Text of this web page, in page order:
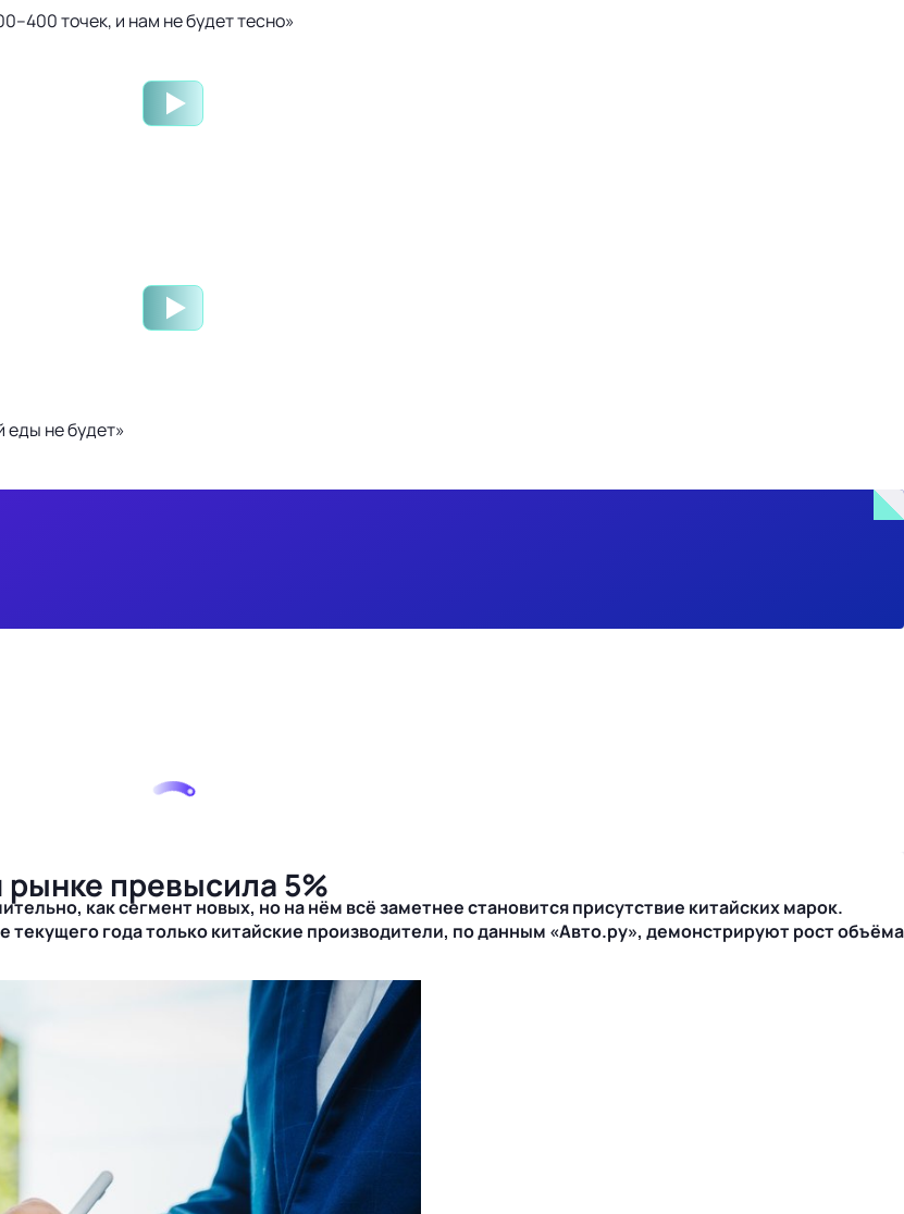
точек, и нам не будет тесно»
еды не будет»
превысила 5%
как сегмент новых, но на нём всё заметнее становится присутствие китайских марок.
текущего года только китайские производители, по данным «Авто.ру», демонстрируют рост объёма